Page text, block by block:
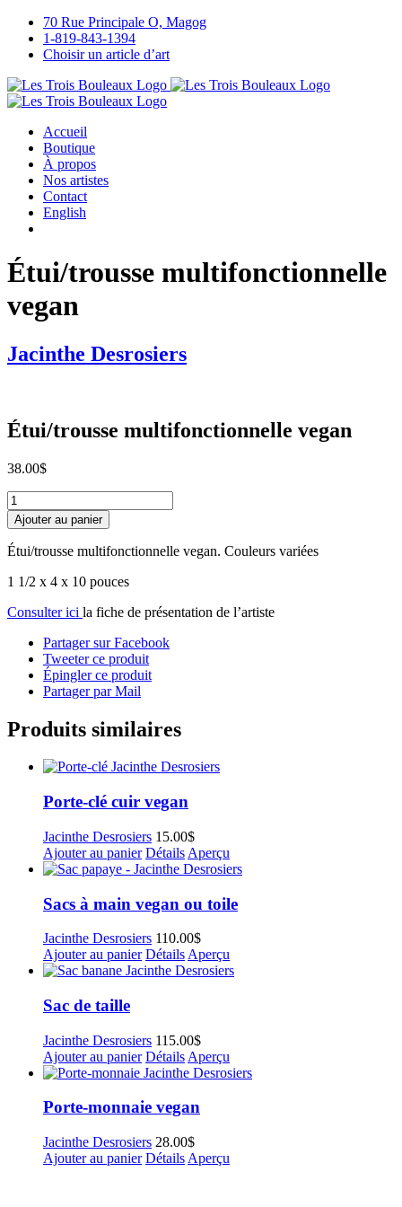
Passer
contenu
70 Rue Principale O, Magog
1-819-843-1394
Choisir un article d’art
Accueil
Boutique
À propos
Nos artistes
Contact
English
Étui/trousse multifonctionnelle
vegan
Jacinthe Desrosiers
Étui/trousse multifonctionnelle vegan
38.00$
quantité
de
Étui/trousse
multifonctionnelle
Ajouter au panier
Étui/trousse multifonctionnelle vegan. Couleurs variées
1 1/2 x 4 x 10 pouces
Consulter ici la fiche de présentation de l’artiste
Partager sur Facebook
Tweeter ce produit
Épingler ce produit
Partager par Mail
Produits similaires
Porte-clé cuir vegan
Jacinthe Desrosiers 15.00$
Ajouter au panier Détails Aperçu
Sacs à main vegan ou toile
Jacinthe Desrosiers 110.00$
Ajouter au panier Détails Aperçu
Sac de taille
Jacinthe Desrosiers 115.00$
Ajouter au panier Détails Aperçu
Porte-monnaie vegan
Jacinthe Desrosiers 28.00$
Ajouter au panier Détails Aperçu